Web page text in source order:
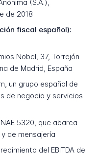
(S.A.),
de 2018
fiscal español):
Nobel, 37, Torrejón
de Madrid, España
un grupo español de
de negocio y servicios
5320, que abarca
de mensajería
del EBITDA de